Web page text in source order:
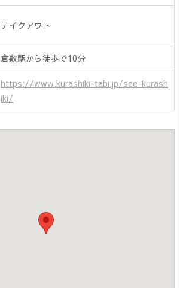
テイクアウト
倉敷駅から徒歩で10分
https://www.kurashiki-tabi.jp/see-kurash
iki/